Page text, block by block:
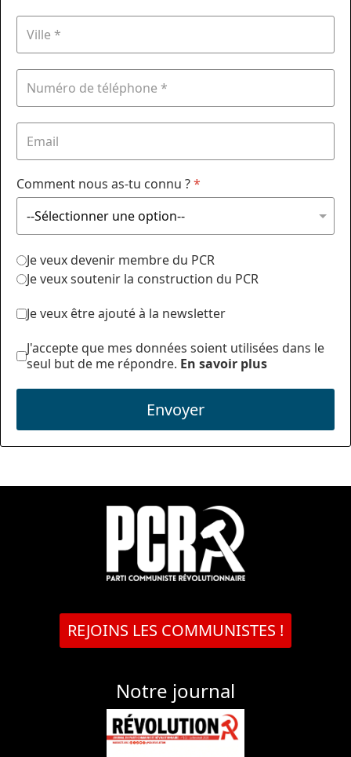
Comment nous as-tu connu ?*
Je veux devenir membre du PCR
Je veux soutenir la construction du PCR
Je veux être ajouté à la newsletter
J'accepte que mes données soient utilisées dans le
seul but de me répondre. En savoir plus
Envoyer
REJOINS LES COMMUNISTES !
Notre journal